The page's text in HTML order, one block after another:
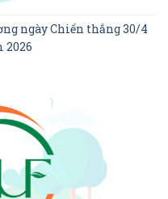
ngày Chiến thắng 30/4
2026